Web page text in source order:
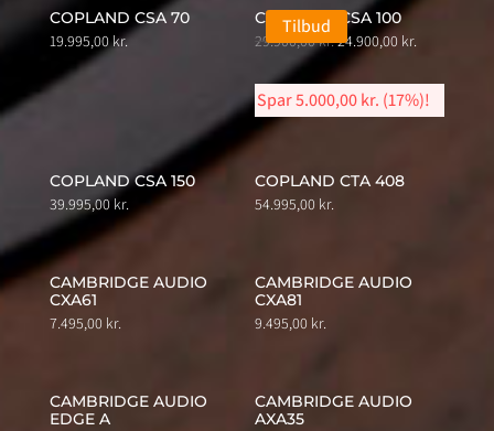
COPLAND CSA 70
19.995,00kr.
Tilbud
COPLAND CSA 100
29.900,00kr.Original
price
was:
24.900,00 kr.
is:
Spar5.000,00kr. (17%)!
COPLAND CSA 150
39.995,00kr.
COPLAND CTA 408
54.995,00 kr.
CAMBRIDGE AUDIO
CXA61
7.495,00 kr.
CAMBRIDGE AUDIO
CXA81
9.495,00 kr.
CAMBRIDGE AUDIO
EDGE A
CAMBRIDGE AUDIO
AXA35